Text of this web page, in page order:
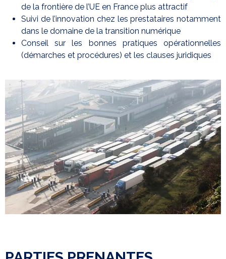
de la frontière de l’UE en France plus attractif
Suivi de l’innovation chez les prestataires notamment
dans le domaine de la transition numérique
Conseil sur les bonnes pratiques opérationnelles
(démarches et procédures) et les clauses juridiques